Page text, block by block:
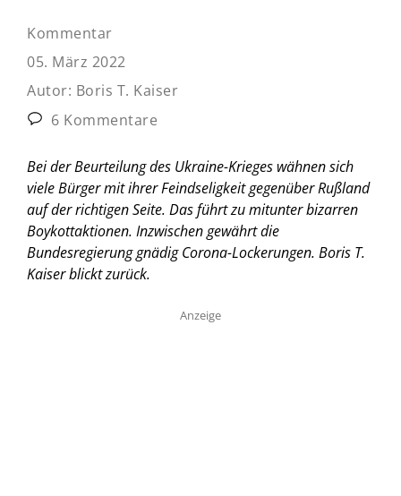
Kommentar
05. März 2022
Autor: Boris T. Kaiser
6 Kommentare
Bei der Beurteilung des Ukraine-Krieges wähnen sich
viele Bürger mit ihrer Feindseligkeit gegenüber Rußland
auf der richtigen Seite. Das führt zu mitunter bizarren
Boykottaktionen. Inzwischen gewährt die
Bundesregierung gnädig Corona-Lockerungen. Boris T.
Kaiser blickt zurück.
Anzeige